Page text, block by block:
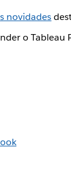
novidades
o Tableau